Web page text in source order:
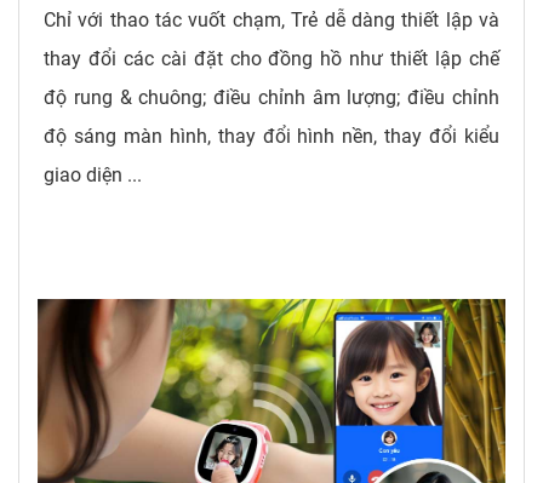
Chỉ với thao tác vuốt chạm, Trẻ dễ dàng thiết lập và
thay đổi các cài đặt cho đồng hồ như thiết lập chế
độ rung & chuông; điều chỉnh âm lượng; điều chỉnh
độ sáng màn hình, thay đổi hình nền, thay đổi kiểu
giao diện ...